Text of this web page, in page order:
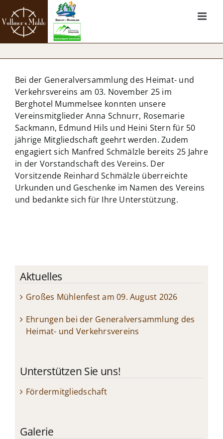
Inhalt
springen
Bei der Generalversammlung des Heimat- und
Verkehrsvereins am 03. November 25 im
Berghotel Mummelsee konnten unsere
Vereinsmitglieder Anna Schnurr, Rosemarie
Sackmann, Edmund Hils und Heini Stern für 50
jährige Mitgliedschaft geehrt werden. Zudem
engagiert sich Manfred Schmälzle bereits 25 Jahre
in der Vorstandschaft des Vereins. Der
Vorsitzende Reinhard Schmälzle überreichte
Urkunden und Geschenke im Namen des Vereins
und bedankte sich für Ihre Unterstützung.
Aktuelles
Großes Mühlenfest am 09. August 2026
Ehrungen bei der Generalversammlung des
Heimat- und Verkehrsvereins
Unterstützen Sie uns!
Fördermitgliedschaft
Galerie